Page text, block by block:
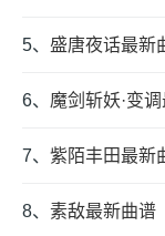
5、 盛唐夜话最新
6、 魔剑斩妖·变
7、 紫陌丰田最新
8、 素敌最新曲谱